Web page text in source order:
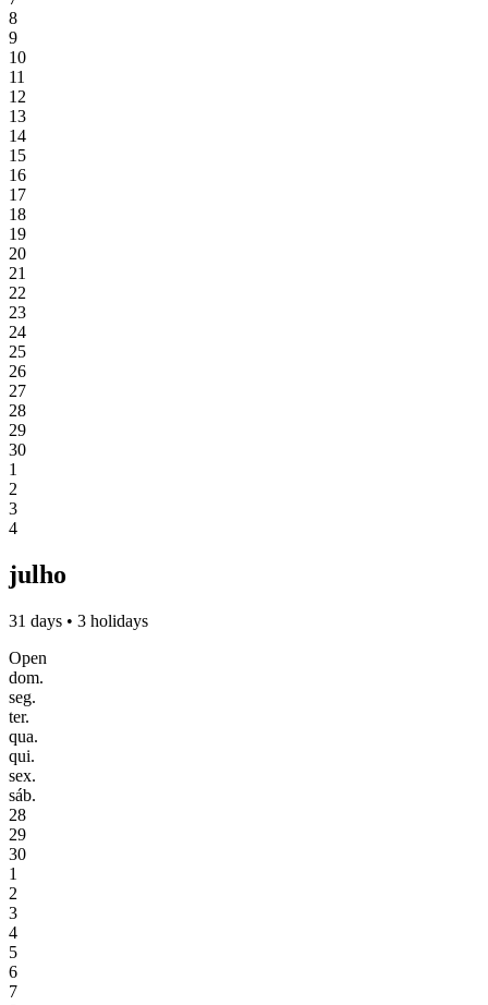
8
9
10
11
12
13
14
15
16
17
18
19
20
21
22
23
24
25
26
27
28
29
30
1
2
3
4
julho
31 days • 3 holidays
Open
dom.
seg.
ter.
qua.
qui.
sex.
sáb.
28
29
30
1
2
3
4
5
6
7